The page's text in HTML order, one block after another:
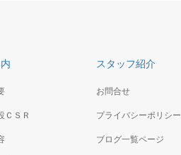
ＣＳＲ
スタッフ紹介
お問合せ
プライバシーポリシー
ブログ一覧ページ